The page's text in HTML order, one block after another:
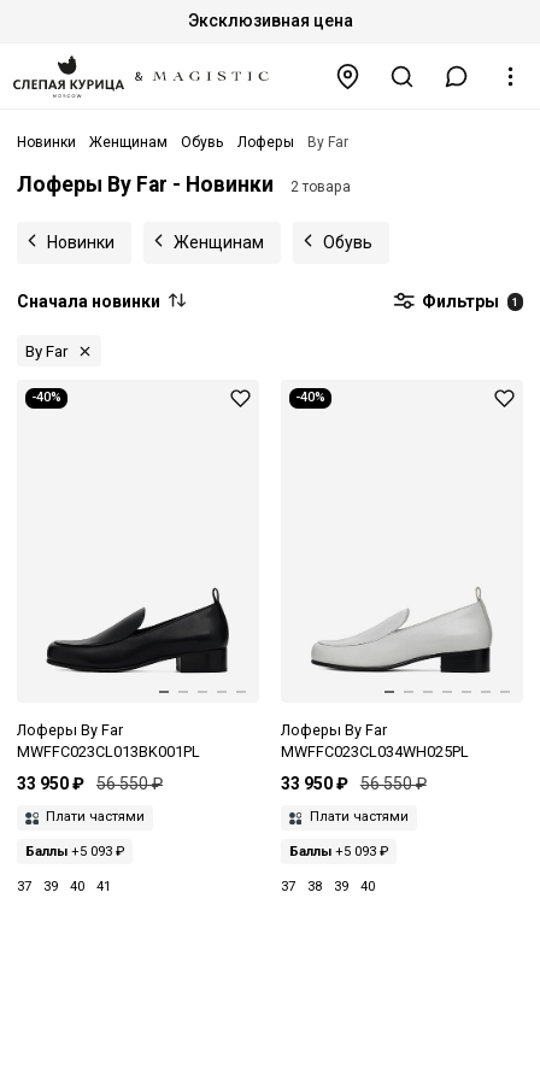
Эксклюзивная цена
Новинки Женщинам Обувь Лоферы By Far
Лоферы By Far - Новинки 2 товара
Новинки Женщинам Обувь
Сначала новинки Фильтры 1
By Far
-40%
Лоферы By Far
MWFFC023CL013BK001PL
33 950 ₽ 56 550 ₽
Плати частями
Баллы +5 093 ₽
37 39 40 41
-40%
Лоферы By Far
MWFFC023CL034WH025PL
33 950 ₽ 56 550 ₽
Плати частями
Баллы+5 093 ₽
37 38 39 40